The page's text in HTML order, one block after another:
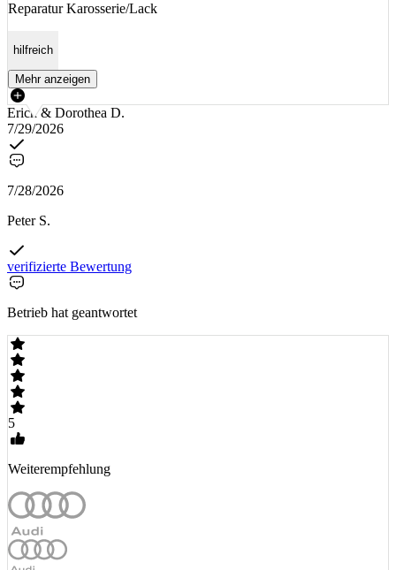
Reparatur Karosserie/Lack
hilfreich
Mehr anzeigen
Erich & Dorothea D.
7/29/2026
7/28/2026
Peter S.
verifizierte Bewertung
Betrieb hat geantwortet
5
Weiterempfehlung